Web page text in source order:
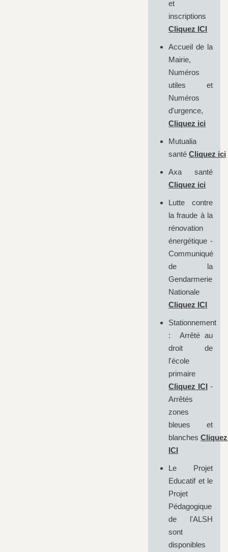
et
inscriptions
Cliquez ICI
Accueil de la
Mairie,
Numéros
utiles et
Numéros
d'urgence,
Cliquez ici
Mutualia
santéCliquez ici
Axa santé
Cliquez ici
Lutte contre
la fraude à la
rénovation
énergétique -
Communiqué
de la
Gendarmerie
Nationale
Cliquez ICI
Stationnement
: Arrêté au
droit de
l'école
primaire
Cliquez ICI -
Arrêtés
zones
bleues et
blanchesCliquez
ICI
Le Projet
Educatif et le
Projet
Pédagogique
de l'ALSH
sont
disponibles